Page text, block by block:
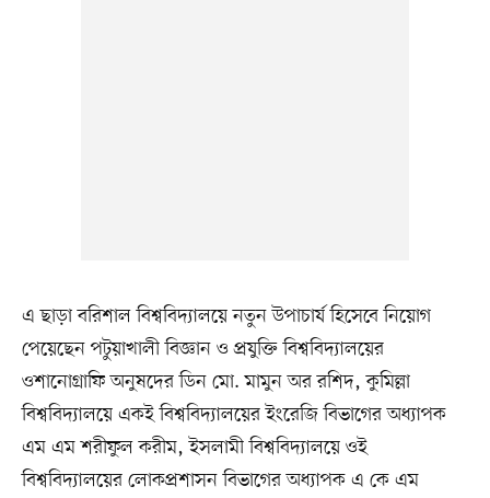
এ ছাড়া বরিশাল বিশ্ববিদ্যালয়ে নতুন উপাচার্য হিসেবে নিয়োগ
পেয়েছেন পটুয়াখালী বিজ্ঞান ও প্রযুক্তি বিশ্ববিদ্যালয়ের
ওশানোগ্রাফি অনুষদের ডিন মো. মামুন অর রশিদ, কুমিল্লা
বিশ্ববিদ্যালয়ে একই বিশ্ববিদ্যালয়ের ইংরেজি বিভাগের অধ্যাপক
এম এম শরীফুল করীম, ইসলামী বিশ্ববিদ্যালয়ে ওই
বিশ্ববিদ্যালয়ের লোকপ্রশাসন বিভাগের অধ্যাপক এ কে এম